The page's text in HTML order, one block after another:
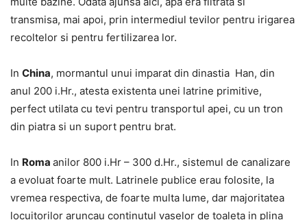
transmisa, mai apoi, prin intermediul tevilor pentru irigarea
recoltelor si pentru fertilizarea lor.
In China, mormantul unui imparat din dinastia Han, din
anul 200 i.Hr., atesta existenta unei latrine primitive,
perfect utilata cu tevi pentru transportul apei, cu un tron
din piatra si un suport pentru brat.
In Roma anilor 800 i.Hr – 300 d.Hr., sistemul de canalizare
a evoluat foarte mult. Latrinele publice erau folosite, la
vremea respectiva, de foarte multa lume, dar majoritatea
locuitorilor aruncau continutul vaselor de toaleta in plina